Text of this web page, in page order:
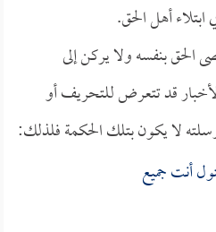
أهل الحق.
الحق بنفسه ولا يركن إلى
قد تتعرض للتحريف أو
لا يكون بتلك الحكمة فلذلك:
أنت جميع